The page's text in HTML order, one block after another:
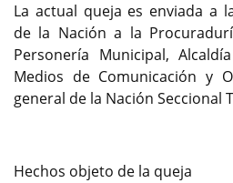
La actual queja es enviada a
de la Nación a la
Personería Municipal,
Medios de Comunicación y
general de la Nación Seccional
Hechos objeto de la queja